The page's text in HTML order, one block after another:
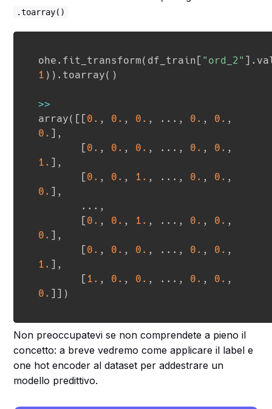
.toarray()
ohe . fit_transform( df_train [ "ord_2" ] .
1 ) ) . toarray( )
>>
array( [ [0. , 0. , 0. , . . . , 0. , 0. ,
0. ] ,
[0. , 0. , 0. , . . . , 0. , 0. ,
1. ] ,
[0. , 0. , 1. , . . . , 0. , 0. ,
0. ] ,
. . . ,
[0. , 0. , 1. , . . . , 0. , 0. ,
0. ] ,
[0. , 0. , 0. , . . . , 0. , 0. ,
1. ] ,
[ 1. , 0. , 0. , . . . , 0. , 0. ,
0. ] ] )
Non preoccupatevi se non comprendete a pieno il
concetto: a breve vedremo come applicare il label e
one hot encoder al dataset per addestrare un
modello predittivo.